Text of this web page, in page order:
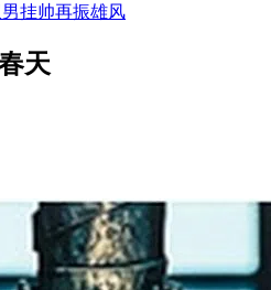
挂帅再振雄风
天